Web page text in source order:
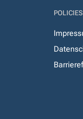
POLICIES